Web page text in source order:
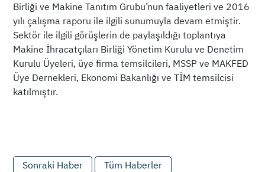
Birliği ve Makine Tanıtım Grubu’nun faaliyetleri ve 2016
yılı çalışma raporu ile ilgili sunumuyla devam etmiştir.
Sektör ile ilgili görüşlerin de paylaşıldığı toplantıya
Makine İhracatçıları Birliği Yönetim Kurulu ve Denetim
Kurulu Üyeleri, üye firma temsilcileri, MSSP ve MAKFED
Üye Dernekleri, Ekonomi Bakanlığı ve TİM temsilcisi
katılmıştır.
Sonraki Haber Tüm Haberler